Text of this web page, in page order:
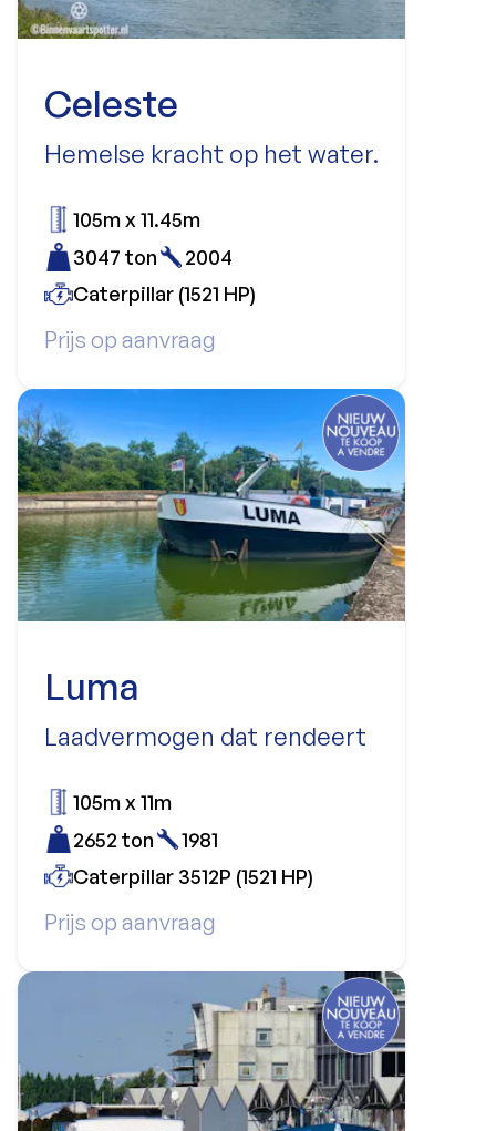
Celeste
Hemelse kracht op het water.
Prijs op aanvraag
105m x 11.45m
3047 ton
2004
Caterpillar (1521 HP)
Luma
Laadvermogen dat rendeert
Prijs op aanvraag
105m x 11m
2652 ton
1981
Caterpillar 3512P (1521 HP)